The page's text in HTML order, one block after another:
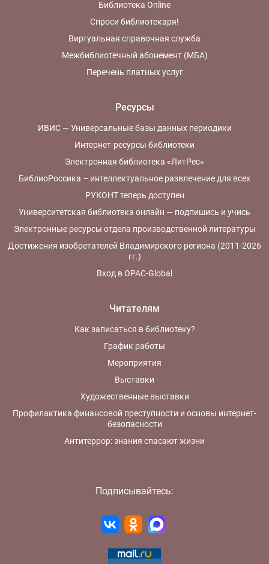
Библиотека Online
Спроси библиотекаря!
Виртуальная справочная служба
Межбиблиотечный абонемент (МБА)
Перечень платных услуг
Ресурсы
ИВИС — Универсальные базы данных периодики
Интернет-ресурсы библиотеки
Электронная библиотека «ЛитРес»
БиблиоРоссика – интеллектуальное развлечение для всех
РУКОНТ теперь доступен
Университетская библиотека онлайн — подпишись и учись
Электронные ресурсы отдела производственной литературы
Достижения изобретателей Владимирского региона (2011-2026
гг.)
Вход в OPAC-Global
Читателям
Как записаться в библиотеку?
График работы
Мероприятия
Выставки
Художественные выставки
Профилактика финансовой преступности и основы интернет-
безопасности
Антитеррор: знания спасают жизни
Подписывайтесь: